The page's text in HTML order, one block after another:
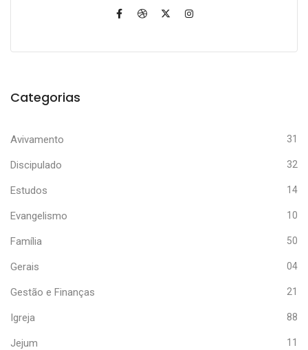
Categorias
Avivamento 31
Discipulado 32
Estudos 14
Evangelismo 10
Família 50
Gerais 04
Gestão e Finanças 21
Igreja 88
Jejum 11